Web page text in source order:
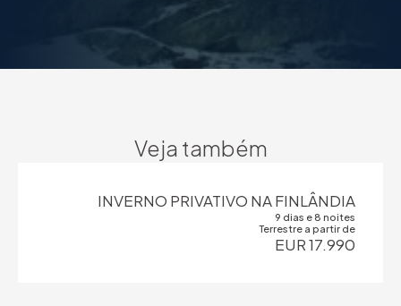
Veja também
INVERNO PRIVATIVO NA FINLÂNDIA
9 dias e 8 noites
Terrestre a partir de
EUR 17.990